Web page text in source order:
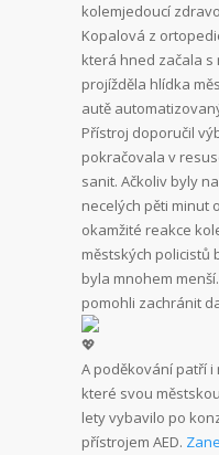
kolemjedoucí
Kopalová z
která hned začala s
projížděla hlídka
autě
Přístroj doporučil
pokračovala v
sanit. Ačkoliv byly
necelých pěti minut
okamžité reakce
městských policistů
byla mnohem
pomohli zachránit
A poděkování patří i
které svou
lety vybavilo po
přístrojem AED.